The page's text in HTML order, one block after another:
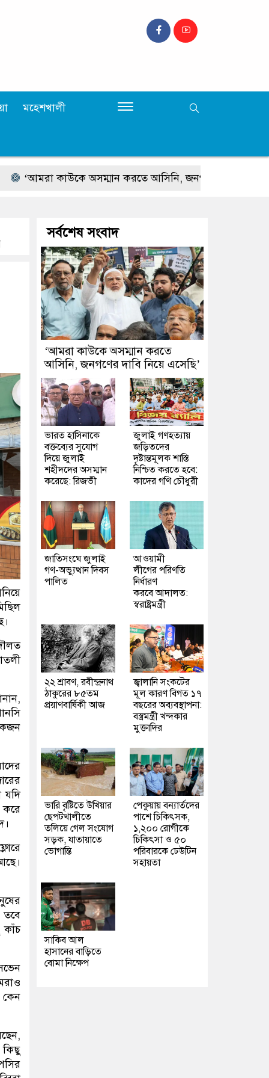
মহেশখালী
কাউকে অসম্মান করতে আসিনি, জনগণের দাবি নিয়ে এসেছি’
যদি
তবে
কাঁচ
কেন
কিছু
সর্বশেষ সংবাদ
‘আমরা কাউকে অসম্মান করতে
আসিনি, জনগণের দাবি নিয়ে এসেছি’
ভারত হাসিনাকে
বক্তব্যের সুযোগ
দিয়ে জুলাই
শহীদদের অসম্মান
করেছে: রিজভী
জুলাই গণহত্যায়
জড়িতদের
দৃষ্টান্তমূলক শাস্তি
নিশ্চিত করতে হবে:
কাদের গণি চৌধুরী
জাতিসংঘে জুলাই
গণ-অভ্যুত্থান দিবস
পালিত
আওয়ামী
লীগের পরিণতি
নির্ধারণ
করবে আদালত:
স্বরাষ্ট্রমন্ত্রী
২২ শ্রাবণ, রবীন্দ্রনাথ
ঠাকুরের ৮৫তম
প্রয়াণবার্ষিকী আজ
জ্বালানি সংকটের
মূল কারণ বিগত ১৭
বছরের অব্যবস্থাপনা:
বস্ত্রমন্ত্রী খন্দকার
মুক্তাদির
ভারি বৃষ্টিতে উখিয়ার
ছেপটখালীতে
তলিয়ে গেল সংযোগ
সড়ক, যাতায়াতে
ভোগান্তি
পেকুয়ায় বন্যার্তদের
পাশে চিকিৎসক,
১,২০০ রোগীকে
চিকিৎসা ও ৫০
পরিবারকে ঢেউটিন
সহায়তা
সাকিব আল
হাসানের বাড়িতে
বোমা নিক্ষেপ